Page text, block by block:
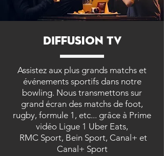
DIffusion TV
Assistez aux plus grands matchs et
événements sportifs dans notre
bowling. Nous transmettons sur
grand écran des matchs de foot,
rugby, formule 1, etc... grâce à Prime
vidéo Ligue 1 Uber Eats,
RMC Sport, Bein Sport, Canal+ et
Canal+ Sport